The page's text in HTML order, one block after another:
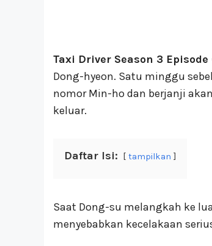
Taxi Driver Season 3 Episode
Dong-hyeon. Satu minggu
nomor Min-ho dan berjanji
keluar.
Daftar Isi: tampilkan
Saat Dong-su melangkah ke
menyebabkan kecelakaan